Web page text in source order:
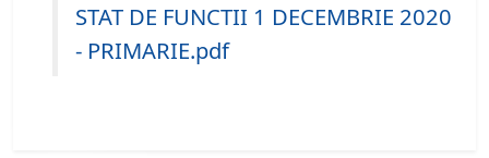
STAT DE FUNCTII 1 DECEMBRIE 2020
- PRIMARIE.pdf